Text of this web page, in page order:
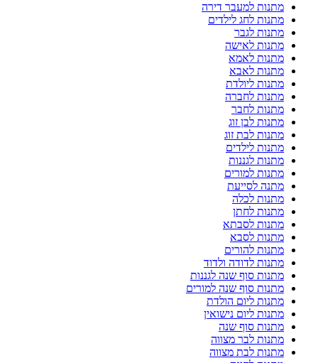
מתנות למעבר דירה
מתנות לחג לילדים
מתנות לגבר
מתנות לאישה
מתנות לאמא
מתנות לאבא
מתנות ליולדת
מתנות לחברה
מתנות לחבר
מתנות לבן זוג
מתנות לבת זוג
מתנות לילדים
מתנות לגננות
מתנות למורים
מתנה לסייעת
מתנות לכלה
מתנות לחתן
מתנות לסבתא
מתנות לסבא
מתנות להורים
מתנות לדודה ולדוד
מתנות סוף שנה לגננות
מתנות סוף שנה למורים
מתנות ליום הולדת
מתנות ליום נישואין
מתנות סוף שנה
מתנות לבר מצווה
מתנות לבת מצווה